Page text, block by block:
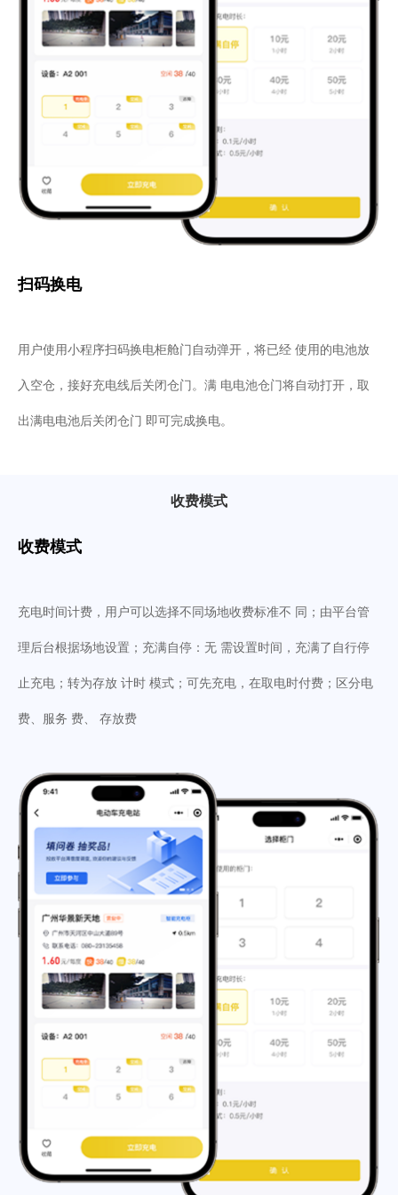
扫码换电
用户使用小程序扫码换电柜舱门自动弹开，将已经 使用的电池放
入空仓，接好充电线后关闭仓门。满 电电池仓门将自动打开，取
出满电电池后关闭仓门 即可完成换电。
收费模式
收费模式
充电时间计费，用户可以选择不同场地收费标准不 同；由平台管
理后台根据场地设置；充满自停：无 需设置时间，充满了自行停
止充电；转为存放 计时 模式；可先充电，在取电时付费；区分电
费、服务 费、 存放费